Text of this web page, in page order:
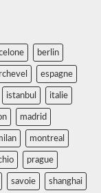
berlin
espagne
istanbul italie
madrid
montreal
prague
savoie shanghai